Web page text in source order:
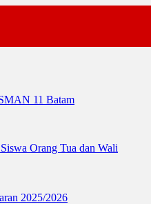
11 Batam
Orang Tua dan Wali
2025/2026